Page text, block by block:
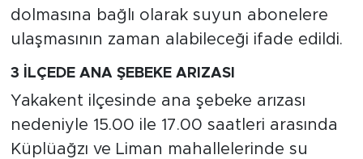
dolmasına bağlı olarak suyun abonelere
ulaşmasının zaman alabileceği ifade edildi.
3 İLÇEDE ANA ŞEBEKE ARIZASI
Yakakent ilçesinde ana şebeke arızası
nedeniyle 15.00 ile 17.00 saatleri arasında
Küplüağzı ve Liman mahallelerinde su